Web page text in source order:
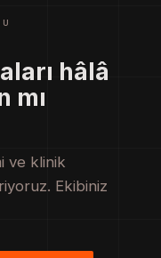
hâlâ
mı
ve klinik
Ekibiniz